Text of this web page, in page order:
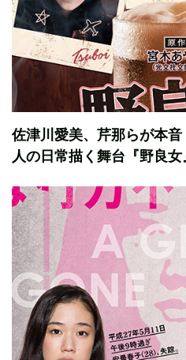
佐津川愛美、芹那らが本
人の日常描く舞台『野良女